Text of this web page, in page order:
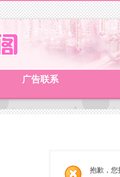
广告联系
抱歉，您